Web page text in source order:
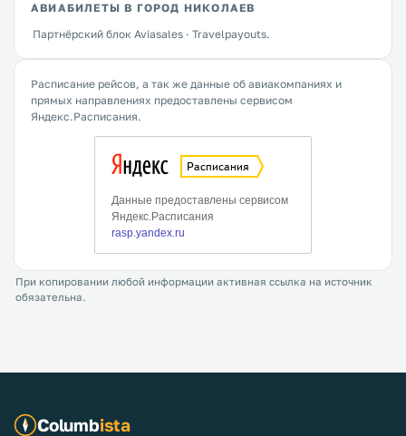
АВИАБИЛЕТЫ В ГОРОД НИКОЛАЕВ
Партнёрский блок Aviasales · Travelpayouts.
Расписание рейсов, а так же данные об авиакомпаниях и
прямых направлениях предоставлены сервисом
Яндекс.Расписания.
При копировании любой информации активная ссылка на источник
обязательна.
Columbista